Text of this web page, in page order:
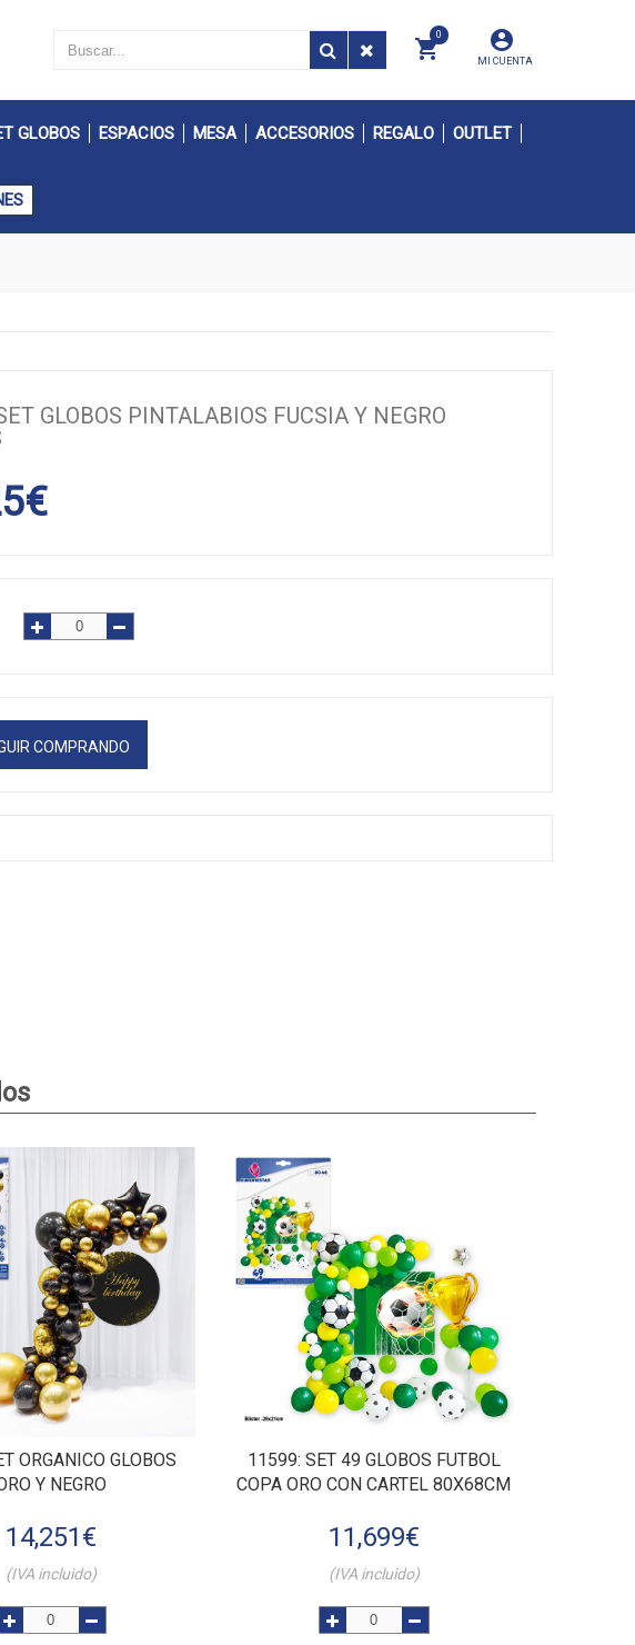
MI CUENTA
0
GLOBOS ESPACIOS MESA ACCESORIOS REGALO OUTLET
GLOBOS PINTALABIOS FUCSIA Y NEGRO
€
COMPRANDO
ORGANICO GLOBOS
Y NEGRO
14,251€
(IVA incluido)
11599: SET 49 GLOBOS FUTBOL
COPA ORO CON CARTEL 80X68CM
11,699€
(IVA incluido)